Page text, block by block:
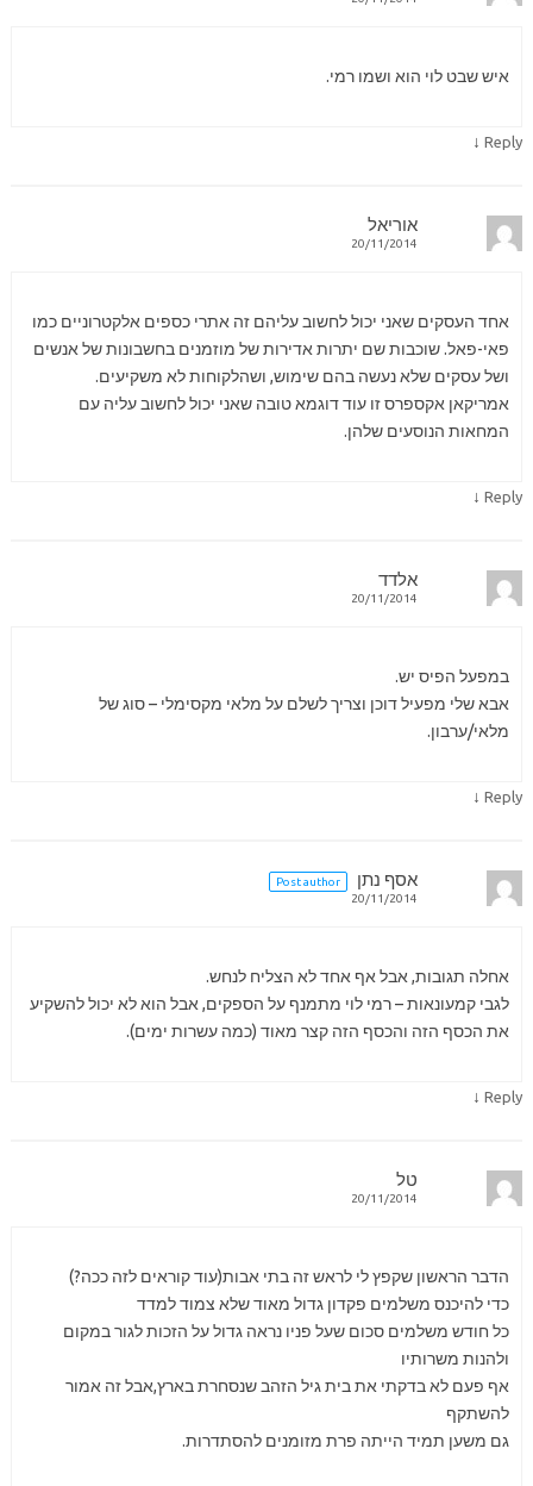
איש שבט לוי הוא ושמו רמי.
Reply
↓
אוריאל
20/11/2014
אחד העסקים שאני יכול לחשוב עליהם זה אתרי כספים אלקטרוניים כמו
פאי-פאל. שוכבות שם יתרות אדירות של מוזמנים בחשבונות של אנשים
ושל עסקים שלא נעשה בהם שימוש, ושהלקוחות לא משקיעים.
אמריקאן אקספרס זו עוד דוגמא טובה שאני יכול לחשוב עליה עם
המחאות הנוסעים שלהן.
Reply
↓
אלדד
20/11/2014
במפעל הפיס יש.
אבא שלי מפעיל דוכן וצריך לשלם על מלאי מקסימלי – סוג של
מלאי/ערבון.
Reply
↓
אסף נתן
Post author
20/11/2014
אחלה תגובות, אבל אף אחד לא הצליח לנחש.
לגבי קמעונאות – רמי לוי מתמנף על הספקים, אבל הוא לא יכול להשקיע
את הכסף הזה והכסף הזה קצר מאוד (כמה עשרות ימים).
Reply
↓
טל
20/11/2014
הדבר הראשון שקפץ לי לראש זה בתי אבות(עוד קוראים לזה ככה?)
כדי להיכנס משלמים פקדון גדול מאוד שלא צמוד למדד
כל חודש משלמים סכום שעל פניו נראה גדול על הזכות לגור במקום
ולהנות משרותיו
אף פעם לא בדקתי את בית גיל הזהב שנסחרת בארץ,אבל זה אמור
להשתקף
גם משען תמיד הייתה פרת מזומנים להסתדרות.